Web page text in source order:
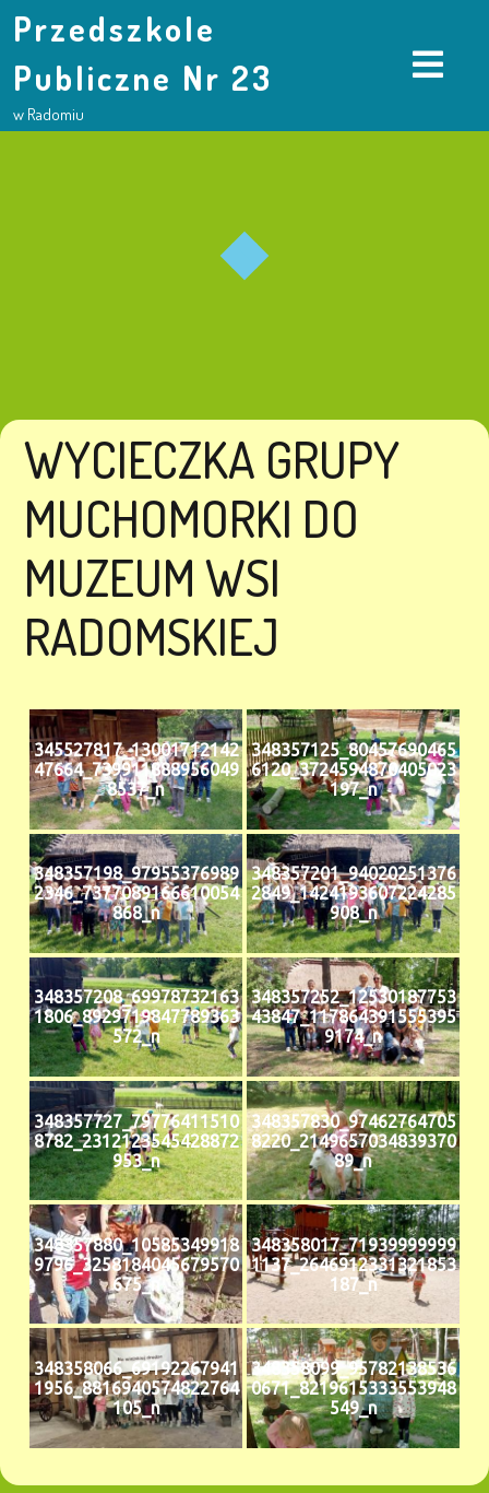
Przedszkole
Publiczne Nr 23
w Radomiu
WYCIECZKA GRUPY
MUCHOMORKI DO
MUZEUM WSI
RADOMSKIEJ
345527817_13001712142
47664_739911888956049
8537_n
348357125_80457690465
6120_3724594870405023
197_n
348357198_97955376989
2346_7377089166610054
868_n
348357201_94020251376
2849_1424193607224285
908_n
348357208_69978732163
1806_8929719847789363
572_n
348357252_12530187753
43847_117864391555395
9174_n
348357727_79776411510
8782_2312123545428872
953_n
348357830_97462764705
8220_2149657034839370
89_n
348357880_10585349918
9796_3258184045679570
675_n
348358017_71939999999
1137_2646912331321853
187_n
348358066_69192267941
1956_8816940574822764
105_n
348358099_95782138536
0671_8219615333553948
549_n